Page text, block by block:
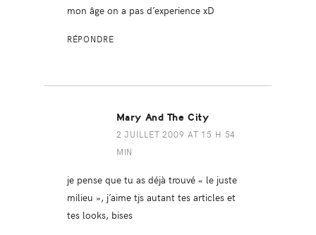
mon âge on a pas d’experience xD
RÉPONDRE
Mary And The City
2 JUILLET 2009 AT 15 H 54
MIN
je pense que tu as déjà trouvé « le juste
milieu », j’aime tjs autant tes articles et
tes looks, bises